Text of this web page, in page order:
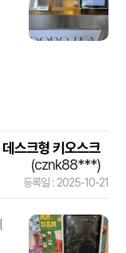
데스크형 키오스크
(cznk88***)
등록일 : 2025-10-21